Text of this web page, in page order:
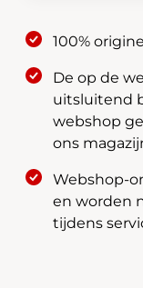
inch
3A0-
600A
aantal
100%
De op de
uitsluitend
webshop
ons
Webshop-
en worden
tijdens